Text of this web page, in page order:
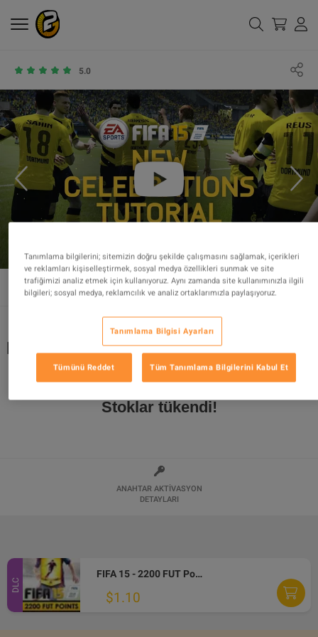
5.0
FIFA 15 - Kiss the Wrist Celebration DLC
EA App CD Key
Stoklar tükendi!
ANAHTAR AKTIVASYON
DETAYLARI
DLC
FIFA 15 - 2200 FUT Points EA App CD Key
$1.10
Tanımlama bilgilerini; sitemizin doğru şekilde çalışmasını sağlamak, içerikleri
ve reklamları kişiselleştirmek, sosyal medya özellikleri sunmak ve site
trafiğimizi analiz etmek için kullanıyoruz. Aynı zamanda site kullanımınızla ilgili
bilgileri; sosyal medya, reklamcılık ve analiz ortaklarımızla paylaşıyoruz.
Tanımlama Bilgisi Ayarları
Tümünü Reddet Tüm Tanımlama Bilgilerini Kabul Et